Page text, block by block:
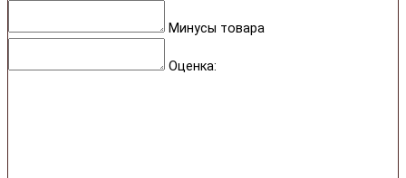
Минусы товара
Оценка: